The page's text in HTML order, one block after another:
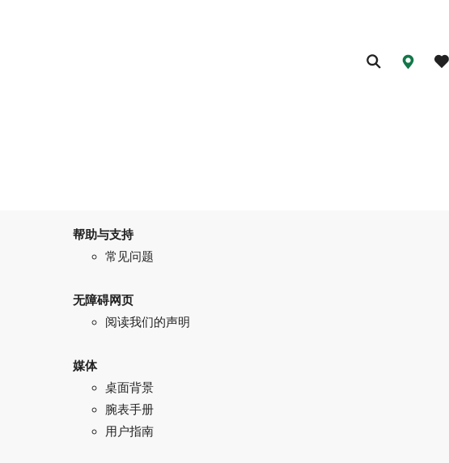
帮助与支持
常见问题
无障碍网页
阅读我们的声明
媒体
桌面背景
腕表手册
用户指南